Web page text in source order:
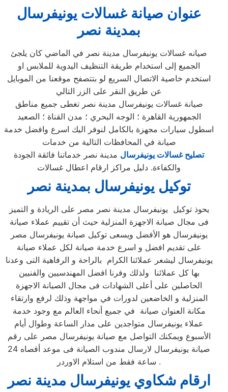
عنوان صيانة غسالات يونيفرسال
بمدينة نصر
صيانه غسالات يونيفرسال مدينة نصر في الماضي كان يلجئ
الجميع إلى استخدام طريقة التنظيف اليدوية للملابس او
استخدم خاصية الاتصال السريع لو بتتصفح موقعنا من الموبايل
عن طريق النقر على الزر التالي
صيانة غسالات يونيفرسال مدينة نصر تغطى جميع مناطق
الجمهورية القاهرة ؛ الوجه البحري ؛ مدن القناة ؛ الصعيد
اسطول سيارات مجهزة بالكامل لنوفر اليك اسرع وافضل خدمة
صيانة في المحافظات التالية من خدمات
تصليح غسالات يونيفرسال مدينة نصر خدماتنا فائقة الجودة
والكفاءة. دليل مراكز ارقام اعطال غسالات
توكيل يونيفرسال بمدينة نصر
يحوذ توكيل يونيفرسال مدينة نصر مصر على الريادة و التميز
فى مجال صيانة الاجهزة المنزلية حيث أن تقييم عملاء صيانة
يونيفرسال هو الأفضل ويسعى توكيل صيانة يونيفرسال مصر
على تقديم افضل و اسرع خدمة صيانة لكل عملاء صيانة
يونيفرسال ليشعر عملائنا الكرام بالراحة و الرفاهية التى وعدنا
بها كل عملائنا ولذلك وفرنا افضل المهندسيين والفنيين
الحاصلين على أعلى الشهادات فى مجال الصيانة الاجهزة
المنزلية و الخاضعين لدورات في مواجهة وذلك لرفع وارتقاء
مكانة العنوان صيانة في جميع أنحاء العالم مع وجود خدمة
عملاء يونيفرسال متواجدين على مدار الساعة وطوال أيام
الأسبوع ويمكنك التواصل مع صيانة يونيفرسال مصر على رقم
صيانة يونيفرسال لارسال مندوب الصيانة فى موعد أقصاه 24
ساعة فقط من استلام الاوردر .
ارقام شكاوي يونيفرسال مدينة نصر